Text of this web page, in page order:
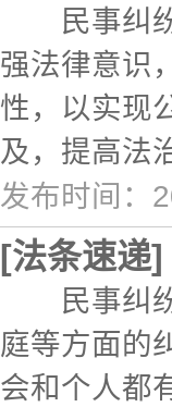
民事纠纷
强法律意识
性，以实现
及，提高法
发布时间：
[法条速递]
民事纠纷
庭等方面的
会和个人都